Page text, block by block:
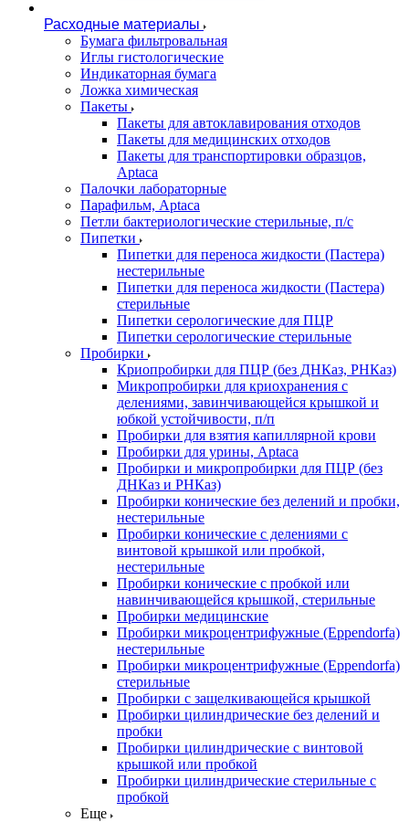
Расходные материалы
Бумага фильтровальная
Иглы гистологические
Индикаторная бумага
Ложка химическая
Пакеты
Пакеты для автоклавирования отходов
Пакеты для медицинских отходов
Пакеты для транспортировки образцов,
Aptaca
Палочки лабораторные
Парафильм, Aptaca
Петли бактериологические стерильные, п/с
Пипетки
Пипетки для переноса жидкости (Пастера)
нестерильные
Пипетки для переноса жидкости (Пастера)
стерильные
Пипетки серологические для ПЦР
Пипетки серологические стерильные
Пробирки
Криопробирки для ПЦР (без ДНКаз, РНКаз)
Микропробирки для криохранения с
делениями, завинчивающейся крышкой и
юбкой устойчивости, п/п
Пробирки для взятия капиллярной крови
Пробирки для урины, Aptaca
Пробирки и микропробирки для ПЦР (без
ДНКаз и РНКаз)
Пробирки конические без делений и пробки,
нестерильные
Пробирки конические с делениями с
винтовой крышкой или пробкой,
нестерильные
Пробирки конические с пробкой или
навинчивающейся крышкой, стерильные
Пробирки медицинские
Пробирки микроцентрифужные (Eppendorfа)
нестерильные
Пробирки микроцентрифужные (Eppendorfа)
стерильные
Пробирки с защелкивающейся крышкой
Пробирки цилиндрические без делений и
пробки
Пробирки цилиндрические с винтовой
крышкой или пробкой
Пробирки цилиндрические стерильные с
пробкой
Еще